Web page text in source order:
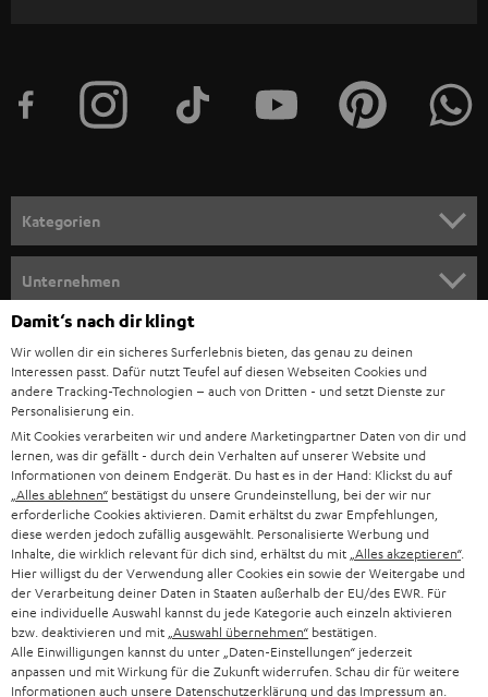
e
n
m
e
l
d
u
n
g
Kategorien
HEIMKINO-KOMPLETTANLAGEN
HIFI-LAUTSPRECHER
SMART HOME
BLUETOOTH-LAUTSPRECHER
KOPFHÖRER
BLUETOOTH-KOPFHÖRER
STEREOANLAGEN
Unternehmen
SUPPORT
KARRIERE
GESCHÄFTSKUNDEN
PARTNERPROGRAMM
BLOG
NEWSLETTER
DEUTSCHLAND
ÖSTERREICH
SCHWEIZ
NIEDERLANDE
BELGIEN
FRANKREICH
Damit‘s nach dir klingt
Wir wollen dir ein sicheres Surferlebnis bieten, das genau zu deinen
Interessen passt. Dafür nutzt Teufel auf diesen Webseiten Cookies und
andere Tracking-Technologien – auch von Dritten - und setzt Dienste zur
Personalisierung ein.
Mit Cookies verarbeiten wir und andere Marketingpartner Daten von dir und
lernen, was dir gefällt - durch dein Verhalten auf unserer Website und
Informationen von deinem Endgerät. Du hast es in der Hand: Klickst du auf
„Alles ablehnen“ bestätigst du unsere Grundeinstellung, bei der wir nur
erforderliche Cookies aktivieren. Damit erhältst du zwar Empfehlungen,
diese werden jedoch zufällig ausgewählt. Personalisierte Werbung und
Inhalte, die wirklich relevant für dich sind, erhältst du mit „Alles akzeptieren“.
Hier willigst du der Verwendung aller Cookies ein sowie der Weitergabe und
der Verarbeitung deiner Daten in Staaten außerhalb der EU/des EWR. Für
eine individuelle Auswahl kannst du jede Kategorie auch einzeln aktivieren
bzw. deaktivieren und mit „Auswahl übernehmen“ bestätigen.
Alle Einwilligungen kannst du unter „Daten-Einstellungen“ jederzeit
anpassen und mit Wirkung für die Zukunft widerrufen. Schau dir für weitere
Informationen auch unsere Datenschutzerklärung und das Impressum an.